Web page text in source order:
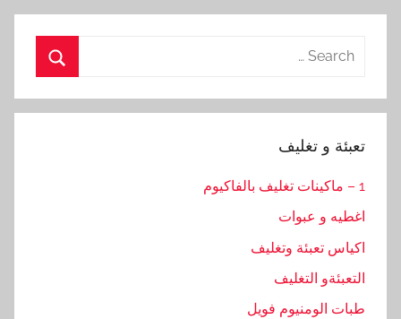
Search
تعبئة و تغليف
1 – ماكينات تغليف بالفاكيوم
اغطيه و عبوات
اكياس تعبئة وتغليف
التعبئةو التغليف
طبات الومنيوم فويل